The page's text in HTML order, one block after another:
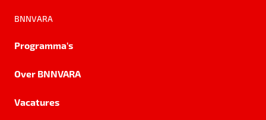
BNNVARA
Programma's
Over BNNVARA
Vacatures